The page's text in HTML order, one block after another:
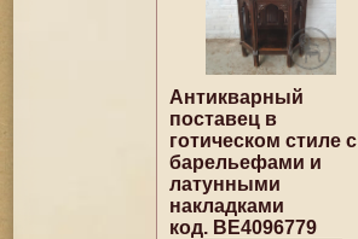
Антикварный
поставец в
готическом стиле с
барельефами и
латунными
накладками
код. BE4096779